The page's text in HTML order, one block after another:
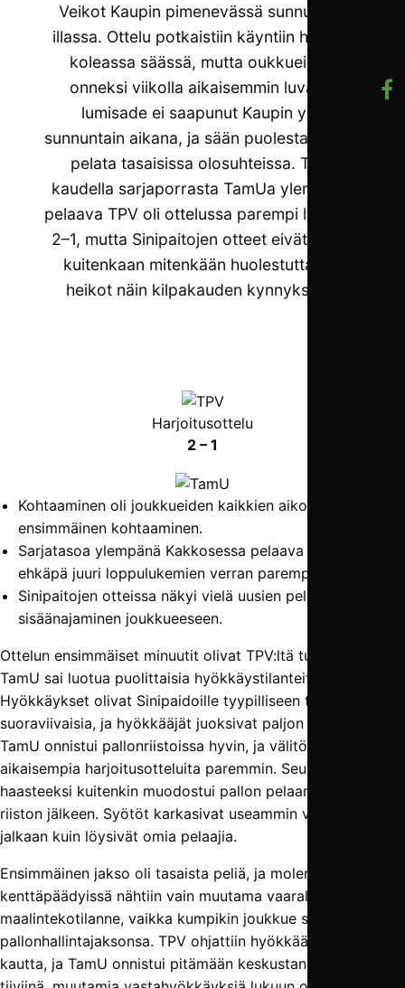
Veikot Kaupin pimenevässä sunnuntai-
illassa. Ottelu potkaistiin käyntiin hieman
koleassa säässä, mutta oukkueiden
onneksi viikolla aikaisemmin luvattu
lumisade ei saapunut Kaupin ylle
sunnuntain aikana, ja sään puolesta saatiin
pelata tasaisissa olosuhteissa. Tällä
kaudella sarjaporrasta TamUa ylempänä
pelaava TPV oli ottelussa parempi lukemin
2–1, mutta Sinipaitojen otteet eivät olleet
kuitenkaan mitenkään huolestuttavan
heikot näin kilpakauden kynnyksellä.
Harjoitusottelu
2 – 1
Kohtaaminen oli joukkueiden kaikkien aikojen
ensimmäinen kohtaaminen.
Sarjatasoa ylempänä Kakkosessa pelaava TPV oli
ehkäpä juuri loppulukemien verran parempi.
Sinipaitojen otteissa näkyi vielä uusien pelaajien
sisäänajaminen joukkueeseen.
Ottelun ensimmäiset minuutit olivat TPV:ltä tunnustelua, ja
TamU sai luotua puolittaisia hyökkäystilanteita.
Hyökkäykset olivat Sinipaidoille tyypilliseen tapaan
suoraviivaisia, ja hyökkääjät juoksivat paljon linjan taakse.
TamU onnistui pallonriistoissa hyvin, ja välitön prässi toimi
aikaisempia harjoitusotteluita paremmin. Seuraavaksi
haasteeksi kuitenkin muodostui pallon pelaaminen omille
riiston jälkeen. Syötöt karkasivat useammin vastustajan
jalkaan kuin löysivät omia pelaajia.
Ensimmäinen jakso oli tasaista peliä, ja molemmissa
kenttäpäädyissä nähtiin vain muutama vaarallinen
maalintekotilanne, vaikka kumpikin joukkue sai omat
pallonhallintajaksonsa. TPV ohjattiin hyökkäämään laitojen
kautta, ja TamU onnistui pitämään keskustan suhteellisen